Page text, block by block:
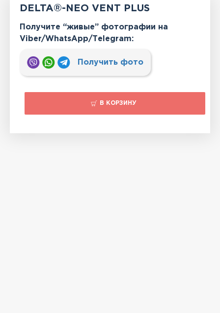
DELTA®-NEO VENT PLUS
Получите “живые” фотографии на
Viber/WhatsApp/Тelegram:
Получить фото
В КОРЗИНУ